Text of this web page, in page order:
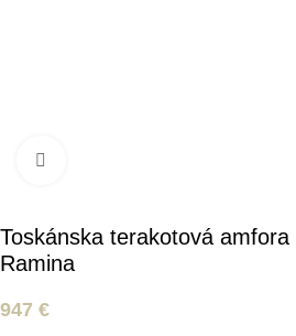
Toskánska terakotová
Ramina
947 €